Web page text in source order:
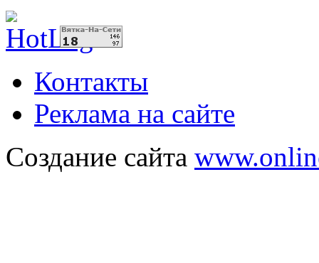
Контакты
Реклама на сайте
Создание сайта